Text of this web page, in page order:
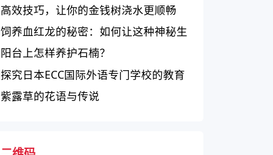
高效技巧，让你的金钱树浇水更顺畅
饲养血红龙的秘密：如何让这种神秘生
物繁衍生息？
阳台上怎样养护石楠？
探究日本ECC国际外语专门学校的教育
质量
紫露草的花语与传说